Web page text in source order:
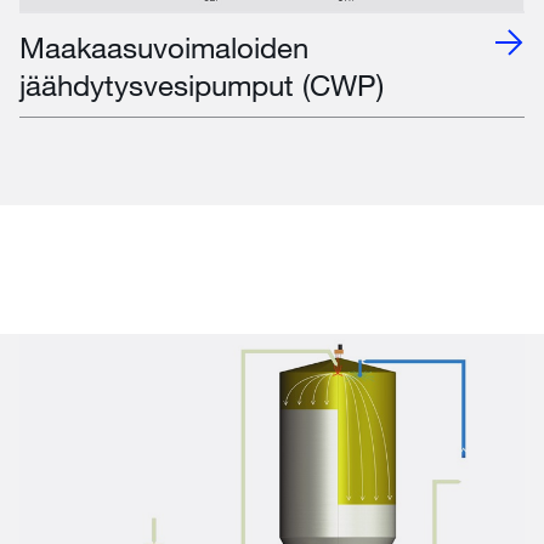
Maakaasuvoimaloiden
jäähdytysvesipumput (CWP)